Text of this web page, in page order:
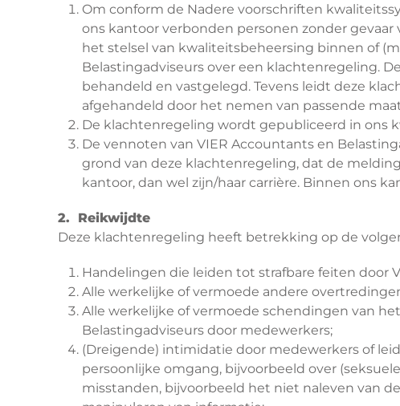
Om conform de Nadere voorschriften
ons kantoor verbonden personen zonder
het stelsel van kwaliteitsbeheersing binnen of
Belastingadviseurs over een klachtenregeling.
behandeld en vastgelegd. Tevens leidt deze
afgehandeld door het nemen van passende
De klachtenregeling wordt gepubliceerd in ons
De vennoten van VIER Accountants en
grond van deze klachtenregeling, dat de
kantoor, dan wel zijn/haar carrière. Binnen ons
2. Reikwijdte
Deze klachtenregeling heeft betrekking op de
Handelingen die leiden tot strafbare feiten door
Alle werkelijke of vermoede andere
Alle werkelijke of vermoede schendingen van
Belastingadviseurs door medewerkers;
(Dreigende) intimidatie door medewerkers of
persoonlijke omgang, bijvoorbeeld over
misstanden, bijvoorbeeld het niet naleven van